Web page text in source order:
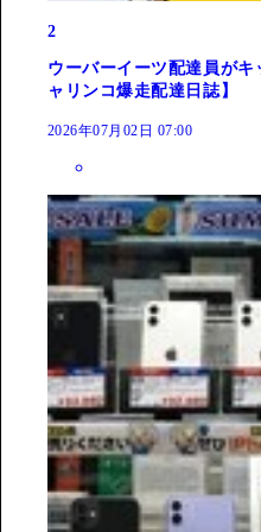
2
ウーバーイーツ配達員が
ャリンコ爆走配達日誌】
2026年07月02日 07:00